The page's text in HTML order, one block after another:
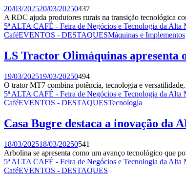
20/03/202520/03/20250437
A RDC ajuda produtores rurais na transição tecnológica
5ª ALTA CAFÉ - Feira de Negócios e Tecnologia da Alta
CaféEVENTOS - DESTAQUESMáquinas e Implementos
LS Tractor Olimáquinas
19/03/202519/03/20250494
O trator MT7 combina potência, tecnologia e
5ª ALTA CAFÉ - Feira de Negócios e Tecnologia da Alta
CaféEVENTOS - DESTAQUESTecnologia
Casa Bugre destaca a inovação da
18/03/202518/03/20250541
Arbolina se apresenta como um avanço tecnológico que
5ª ALTA CAFÉ - Feira de Negócios e Tecnologia da Alta
CaféEVENTOS - DESTAQUES